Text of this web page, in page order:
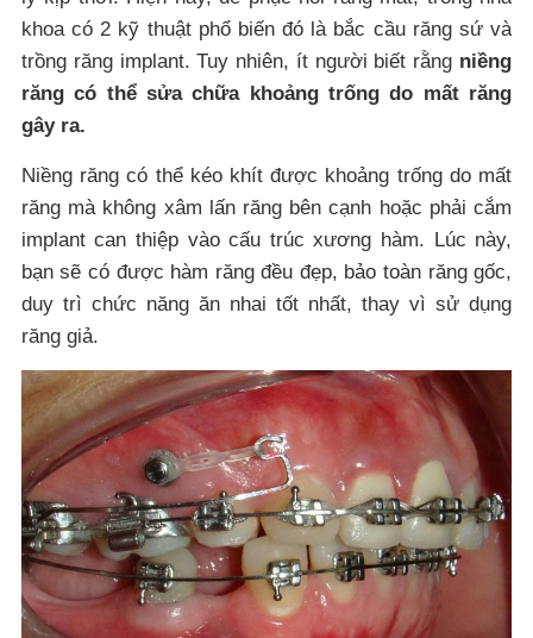
khoa có 2 kỹ thuật phổ biến đó là bắc cầu răng sứ và
trồng răng implant. Tuy nhiên, ít người biết rằng niềng
răng có thể sửa chữa khoảng trống do mất răng
gây ra.
Niềng răng có thể kéo khít được khoảng trống do mất
răng mà không xâm lấn răng bên cạnh hoặc phải cắm
implant can thiệp vào cấu trúc xương hàm. Lúc này,
bạn sẽ có được hàm răng đều đẹp, bảo toàn răng gốc,
duy trì chức năng ăn nhai tốt nhất, thay vì sử dụng
răng giả.